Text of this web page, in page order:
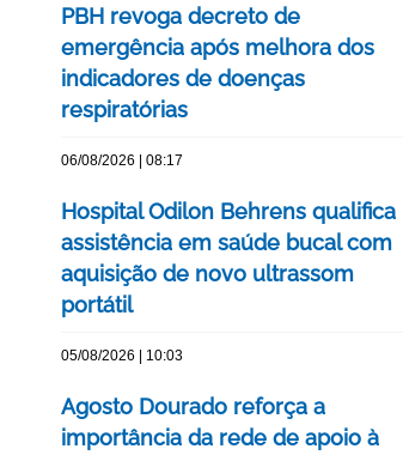
PBH revoga decreto de
emergência após melhora dos
indicadores de doenças
respiratórias
06/08/2026 | 08:17
Hospital Odilon Behrens qualifica
assistência em saúde bucal com
aquisição de novo ultrassom
portátil
05/08/2026 | 10:03
Agosto Dourado reforça a
importância da rede de apoio à